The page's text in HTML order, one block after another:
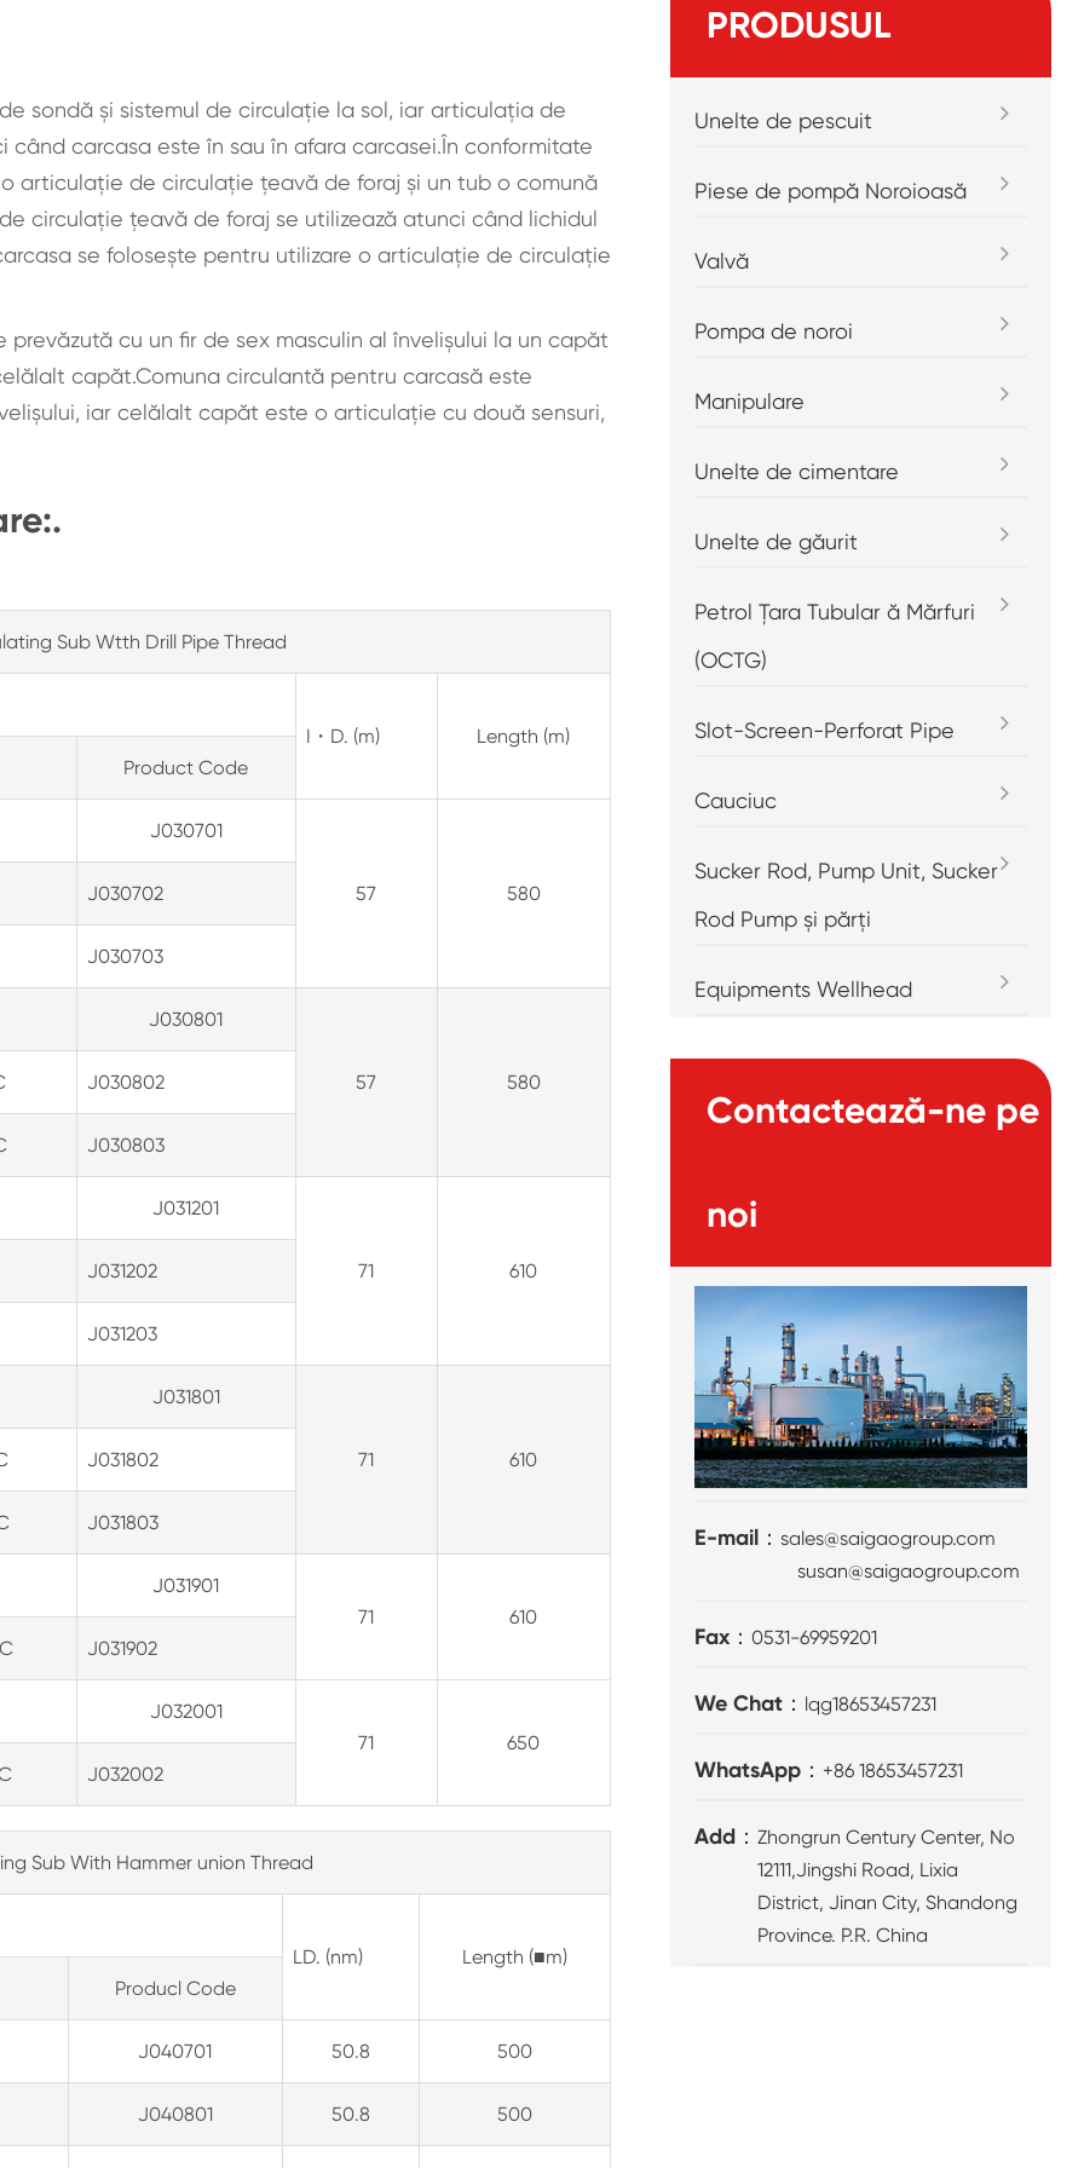
sondă şi sistemul de circulaţie la sol, iar articulaţia de
carcasa este în sau în afara carcasei.În conformitate
articulație de circulație țeavă de foraj și un tub o comună
circulație țeavă de foraj se utilizează atunci când lichidul
se folosește pentru utilizare o articulație de circulație
cu un fir de sex masculin al învelișului la un capăt
capăt.Comuna circulantă pentru carcasă este
iar celălalt capăt este o articulație cu două sensuri,
Sub Wtth Drill Pipe Thread
I・D. (m)
Length (m)
Product Code
J030701
57 580
J030702
J030703
J030801
57 580
J030802
J030803
J031201
71 610
J031202
J031203
J031801
71 610
J031802
J031803
J031901
71
610
J031902
J032001
71
650
J032002
Sub With Hammer union Thread
LD. (nm)
Length (■m)
Producl Code
J040701 50.8 500
J040801 50.8 500
PRODUSUL
Unelte de pescuit
Piese de pompă Noroioasă
Valvă
Pompa de noroi
Manipulare
Unelte de cimentare
Unelte de găurit
Petrol Țara Tubular ă Mărfuri
(OCTG)
Slot-Screen-Perforat Pipe
Cauciuc
Sucker Rod, Pump Unit, Sucker
Rod Pump și părți
Equipments Wellhead
Contactează-ne pe
noi
E-mail：sales@saigaogroup.com
susan@saigaogroup.com
Fax：0531-69959201
We Chat： lqg18653457231
WhatsApp： +86 18653457231
Add：Zhongrun Century Center, No
12111,Jingshi Road, Lixia
District, Jinan City, Shandong
Province. P.R. China